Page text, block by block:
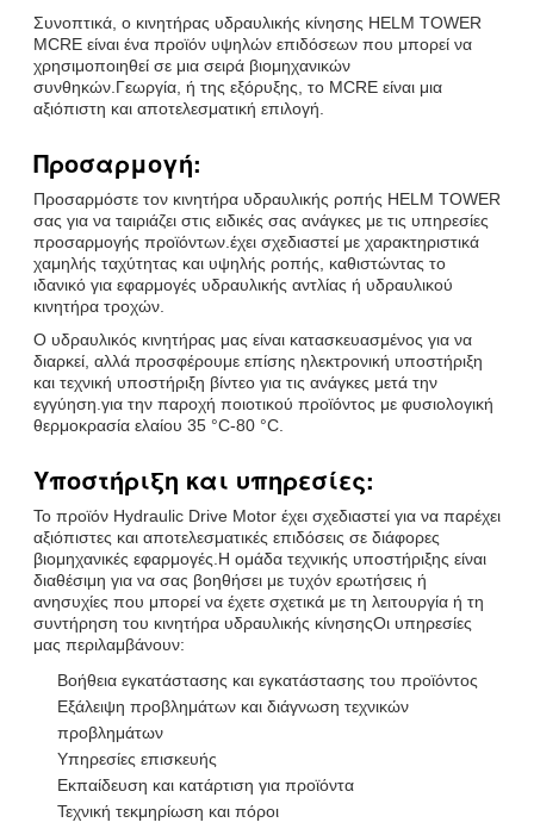
Συνοπτικά, ο κινητήρας υδραυλικής κίνησης HELM TOWER
MCRE είναι ένα προϊόν υψηλών επιδόσεων που μπορεί να
χρησιμοποιηθεί σε μια σειρά βιομηχανικών
συνθηκών.Γεωργία, ή της εξόρυξης, το MCRE είναι μια
αξιόπιστη και αποτελεσματική επιλογή.
Προσαρμογή:
Προσαρμόστε τον κινητήρα υδραυλικής ροπής HELM TOWER
σας για να ταιριάζει στις ειδικές σας ανάγκες με τις υπηρεσίες
προσαρμογής προϊόντων.έχει σχεδιαστεί με χαρακτηριστικά
χαμηλής ταχύτητας και υψηλής ροπής, καθιστώντας το
ιδανικό για εφαρμογές υδραυλικής αντλίας ή υδραυλικού
κινητήρα τροχών.
Ο υδραυλικός κινητήρας μας είναι κατασκευασμένος για να
διαρκεί, αλλά προσφέρουμε επίσης ηλεκτρονική υποστήριξη
και τεχνική υποστήριξη βίντεο για τις ανάγκες μετά την
εγγύηση.για την παροχή ποιοτικού προϊόντος με φυσιολογική
θερμοκρασία ελαίου 35 °C-80 °C.
Υποστήριξη και υπηρεσίες:
Το προϊόν Hydraulic Drive Motor έχει σχεδιαστεί για να παρέχει
αξιόπιστες και αποτελεσματικές επιδόσεις σε διάφορες
βιομηχανικές εφαρμογές.Η ομάδα τεχνικής υποστήριξης είναι
διαθέσιμη για να σας βοηθήσει με τυχόν ερωτήσεις ή
ανησυχίες που μπορεί να έχετε σχετικά με τη λειτουργία ή τη
συντήρηση του κινητήρα υδραυλικής κίνησηςΟι υπηρεσίες
μας περιλαμβάνουν:
Βοήθεια εγκατάστασης και εγκατάστασης του προϊόντος
Εξάλειψη προβλημάτων και διάγνωση τεχνικών
προβλημάτων
Υπηρεσίες επισκευής
Εκπαίδευση και κατάρτιση για προϊόντα
Τεχνική τεκμηρίωση και πόροι